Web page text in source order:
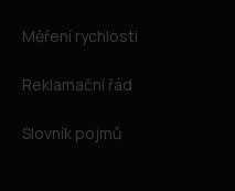
Měření rychlosti
Reklamační řád
Slovník pojmů